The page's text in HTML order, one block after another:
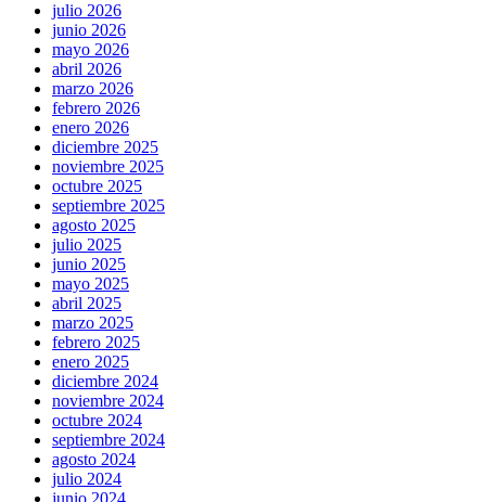
julio 2026
junio 2026
mayo 2026
abril 2026
marzo 2026
febrero 2026
enero 2026
diciembre 2025
noviembre 2025
octubre 2025
septiembre 2025
agosto 2025
julio 2025
junio 2025
mayo 2025
abril 2025
marzo 2025
febrero 2025
enero 2025
diciembre 2024
noviembre 2024
octubre 2024
septiembre 2024
agosto 2024
julio 2024